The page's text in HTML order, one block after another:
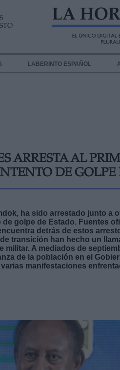
LABERINTO ESPAÑOL
ARRESTA AL
DE GOLPE
ha sido arrestado junto a
golpe de Estado. Fuentes
detrás de estos
transición han hecho un
militar. A mediados de
de la población en el
manifestaciones